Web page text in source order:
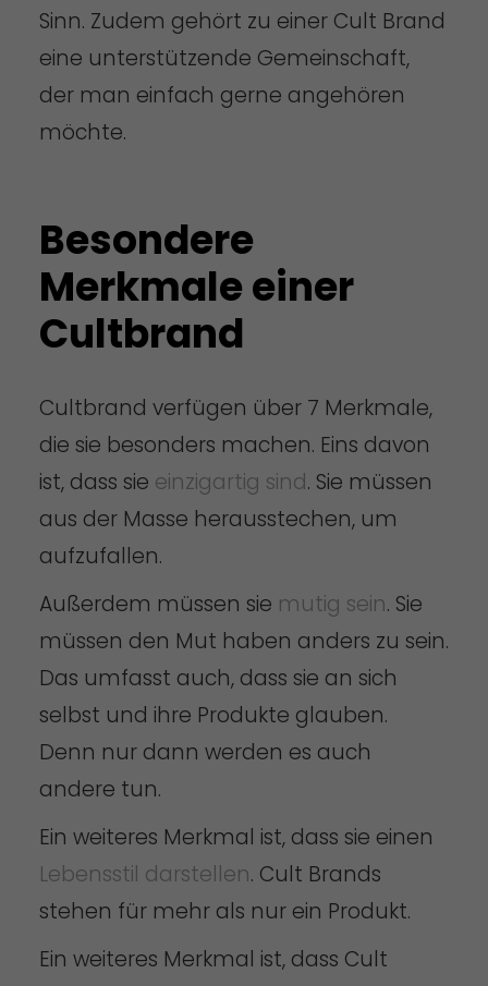
Sinn. Zudem gehört zu einer Cult Brand
eine unterstützende Gemeinschaft,
der man einfach gerne angehören
möchte.
Besondere
Merkmale einer
Cultbrand
Cultbrand verfügen über 7 Merkmale,
die sie besonders machen. Eins davon
ist, dass sie einzigartig sind. Sie müssen
aus der Masse herausstechen, um
aufzufallen.
Außerdem müssen sie mutig sein. Sie
müssen den Mut haben anders zu sein.
Das umfasst auch, dass sie an sich
selbst und ihre Produkte glauben.
Denn nur dann werden es auch
andere tun.
Ein weiteres Merkmal ist, dass sie einen
Lebensstil darstellen. Cult Brands
stehen für mehr als nur ein Produkt.
Ein weiteres Merkmal ist, dass Cult